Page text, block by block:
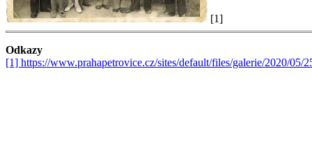
[1]
Odkazy
[1] https://www.prahapetrovice.cz/sites/default/files/galerie/2020/05/